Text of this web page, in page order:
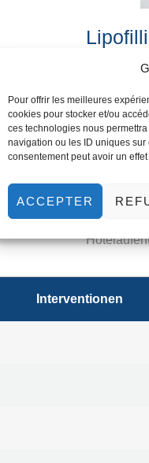
Pour offrir les meilleures
cookies pour stocker et/ou
ces technologies nous
navigation ou les ID uniques
consentement peut avoir un
ACCEPTER
günstige Preise mit
Interventionen